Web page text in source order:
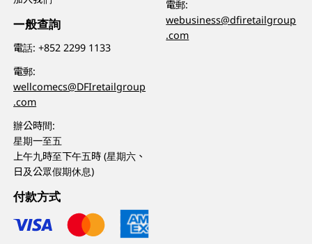
一般查詢
電話:+852 2299 1133
電郵:
wellcomecs@DFIretailgroup
.com
辦公時間:
星期一至五
上午九時至下午五時 (星期六、
日及公眾假期休息)
電郵:
webusiness@dfiretailgroup
.com
付款方式